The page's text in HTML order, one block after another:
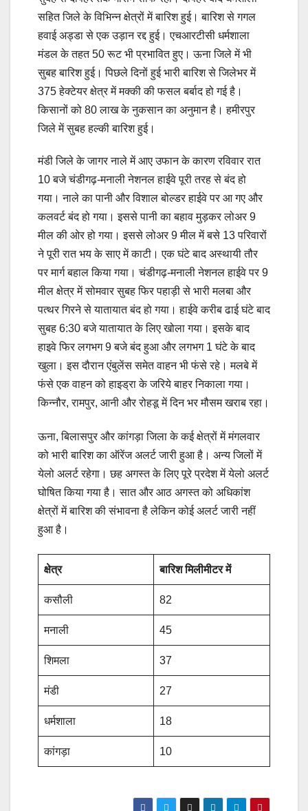
सहित जिले के विभिन्न क्षेत्रों में बारिश हुई। बारिश से गगल
हवाई अड्डा से एक उड़ान रद्द हुई। एचआरटीसी धर्मशाला
मंडल के तहत 50 रूट भी प्रभावित हुए। ऊना जिले में भी
सुबह बारिश हुई। पिछले दिनों हुई भारी बारिश से जिलेभर में
375 हेक्टेयर क्षेत्र में मक्की की फसल बर्बाद हो गई है।
किसानों को 80 लाख के नुकसान का अनुमान है। हमीरपुर
जिले में सुबह हल्की बारिश हुई।
मंडी जिले के जागर नाले में आए उफान के कारण रविवार रात
10 बजे चंडीगढ़-मनाली नेशनल हाईवे पूरी तरह से बंद हो
गया। नाले का पानी और विशाल बोल्डर हाईवे पर आ गए और
कलवर्ट बंद हो गया। इससे पानी का बहाव मुड़कर लोअर 9
मील की ओर हो गया। इससे लोअर 9 मील में बसे 13 परिवारों
ने पूरी रात भय के साए में काटी। एक घंटे बाद अस्थायी तौर
पर मार्ग बहाल किया गया। चंडीगढ़-मनाली नेशनल हाईवे पर 9
मील क्षेत्र में सोमवार सुबह फिर पहाड़ी से भारी मलबा और
पत्थर गिरने से यातायात बंद हो गया। हाईवे करीब ढाई घंटे बाद
सुबह 6:30 बजे यातायात के लिए खोला गया। इसके बाद
हाइवे फिर लगभग 9 बजे बंद हुआ और लगभग 1 घंटे के बाद
खुला। इस दौरान एंबुलेंस समेत वाहन भी फंसे रहे। मलबे में
फंसे एक वाहन को हाइड्रा के जरिये बाहर निकाला गया।
किन्नौर, रामपुर, आनी और रोहडू में दिन भर मौसम खराब रहा।
ऊना, बिलासपुर और कांगड़ा जिला के कई क्षेत्रों में मंगलवार
को भारी बारिश का ऑरेंज अलर्ट जारी हुआ है। अन्य जिलों में
येलो अलर्ट रहेगा। छह अगस्त के लिए पूरे प्रदेश में येलो अलर्ट
घोषित किया गया है। सात और आठ अगस्त को अधिकांश
क्षेत्रों में बारिश की संभावना है लेकिन कोई अलर्ट जारी नहीं
हुआ है।
क्षेत्र बारिश मिलीमीटर में
कसौली 82
मनाली 45
शिमला 37
मंडी 27
धर्मशाला 18
कांगड़ा 10